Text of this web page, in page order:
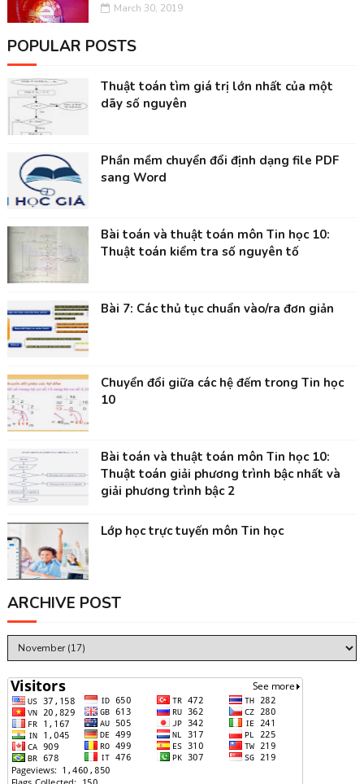
March 30, 2019
POPULAR POSTS
Thuật toán tìm giá trị lớn nhất của một
dãy số nguyên
Phần mềm chuyển đổi định dạng file PDF
sang Word
Bài toán và thuật toán môn Tin học 10:
Thuật toán kiểm tra số nguyên tố
Bài 7: Các thủ tục chuẩn vào/ra đơn giản
Chuyển đổi giữa các hệ đếm trong Tin học
10
Bài toán và thuật toán môn Tin học 10:
Thuật toán giải phương trình bậc nhất và
giải phương trình bậc 2
Lớp học trực tuyến môn Tin học
ARCHIVE POST